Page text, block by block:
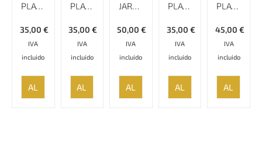
PLATO ESMALTADO LISO MINAKARI
€
35,00
IVA
incluido
AL
CARRITO
PLATO ESMALTADO LISO MINAKARI – 17 CM
€
35,00
IVA
incluido
AL
CARRITO
JARRÓN ESMALTADO LISO MINAKARI, ALTURA DE 23 CM
€
50,00
IVA
incluido
AL
CARRITO
PLATO ESMALTADO LISO MINAKARI
€
35,00
IVA
incluido
AL
CARRITO
PLATO ESMALTADO LISO MINAKARI – 20 CM
€
45,00
IVA
incluido
AL
CARRITO